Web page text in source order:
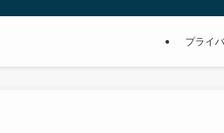
プライ